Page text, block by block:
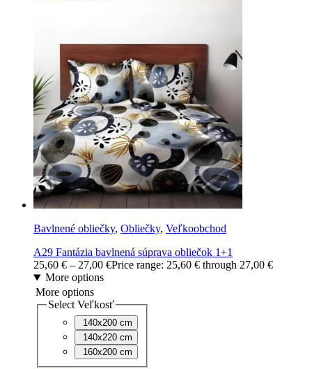
Bavlnené obliečky, Obliečky, Veľkoobchod
A29 Fantázia bavlnená súprava obliečok 1+1
25,60 € – 27,00 €Price range: 25,60 € through 27,00 €
More options
More options
Select Veľkosť
140x200 cm
140x220 cm
160x200 cm